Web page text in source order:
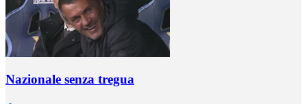
Nazionale senza tregua